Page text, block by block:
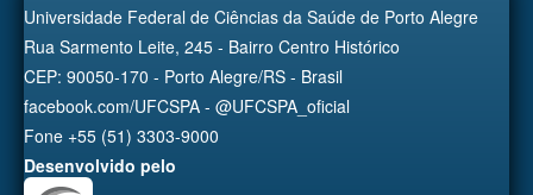
Universidade Federal de Ciências da Saúde de Porto Alegre
Rua Sarmento Leite, 245 - Bairro Centro Histórico
CEP: 90050-170 - Porto Alegre/RS - Brasil
facebook.com/UFCSPA - @UFCSPA_oficial
Fone +55 (51) 3303-9000
Desenvolvido pelo